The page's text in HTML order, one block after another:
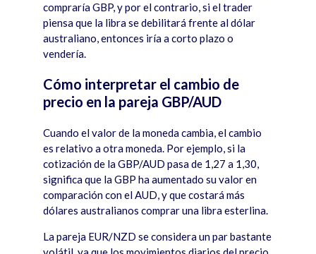
compraría GBP, y por el contrario, si el trader
piensa que la libra se debilitaráfrente al dólar
australiano, entonces iría a corto plazo o
vendería.
Cómo interpretar el cambio de
precio en la pareja GBP/AUD
Cuando el valor de la moneda cambia, el cambio
es relativo a otra moneda. Por ejemplo, si la
cotización de la GBP/AUD pasa de 1,27 a 1,30,
significa que la GBP ha aumentado su valor en
comparación con el AUD, y que costará más
dólares australianos comprar una libra esterlina.
La pareja EUR/NZD se considera un par bastante